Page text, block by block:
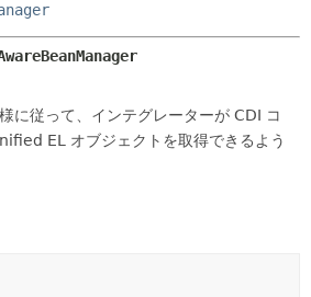
従って、インテグレーターが CDI コ
EL オブジェクトを取得できるよう